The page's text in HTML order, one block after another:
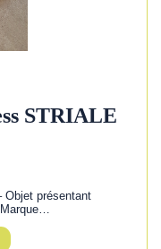
STRIALE
Objet présentant